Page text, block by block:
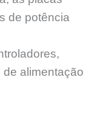
de potência
alimentação